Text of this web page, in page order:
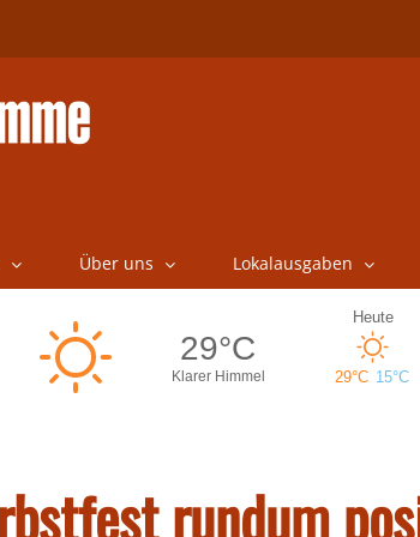
Über uns Lokalausgaben
rundum